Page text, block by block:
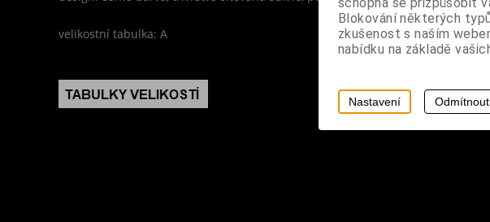
velikostní tabulka: A
Blokování některých
zkušenost s naším
nabídku na základě
Nastavení